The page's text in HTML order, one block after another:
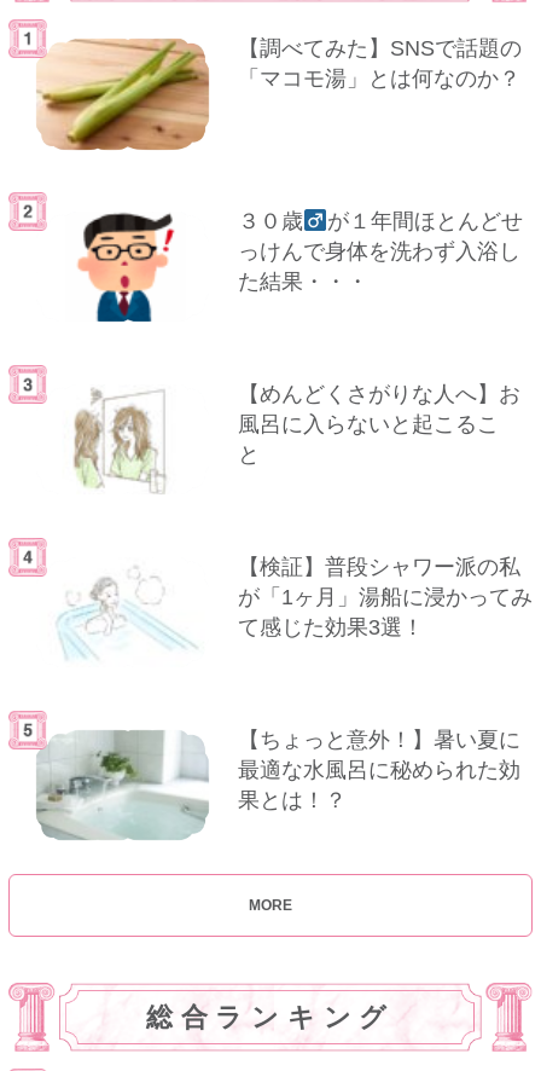
【調べてみた】SNSで話題の
「マコモ湯」とは何なのか？
３０歳
が１年間ほとんどせ
っけんで身体を洗わず入浴し
た結果・・・
【めんどくさがりな人へ】お
風呂に入らないと起こるこ
と
【検証】普段シャワー派の私
が「1ヶ月」湯船に浸かってみ
て感じた効果3選！
【ちょっと意外！】暑い夏に
最適な水風呂に秘められた効
果とは！？
MORE
総合ランキング